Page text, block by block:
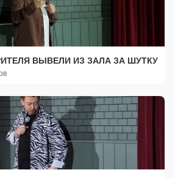
ВЫВЕЛИ ИЗ ЗАЛА ЗА ШУТКУ